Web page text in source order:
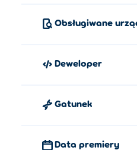
Obsługiwane
Deweloper
Gatunek
Data premiery